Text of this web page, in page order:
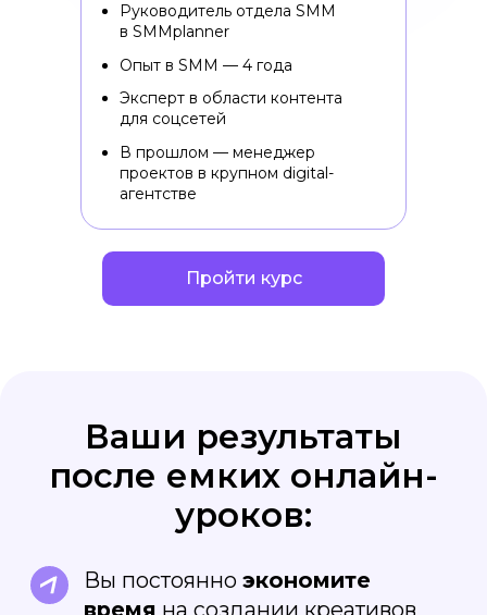
Руководитель отдела SMM
в SMMplanner
Опыт в SMM — 4 года
Эксперт в области контента
для соцсетей
В прошлом — менеджер
проектов в крупном digital-
агентстве
Пройти курс